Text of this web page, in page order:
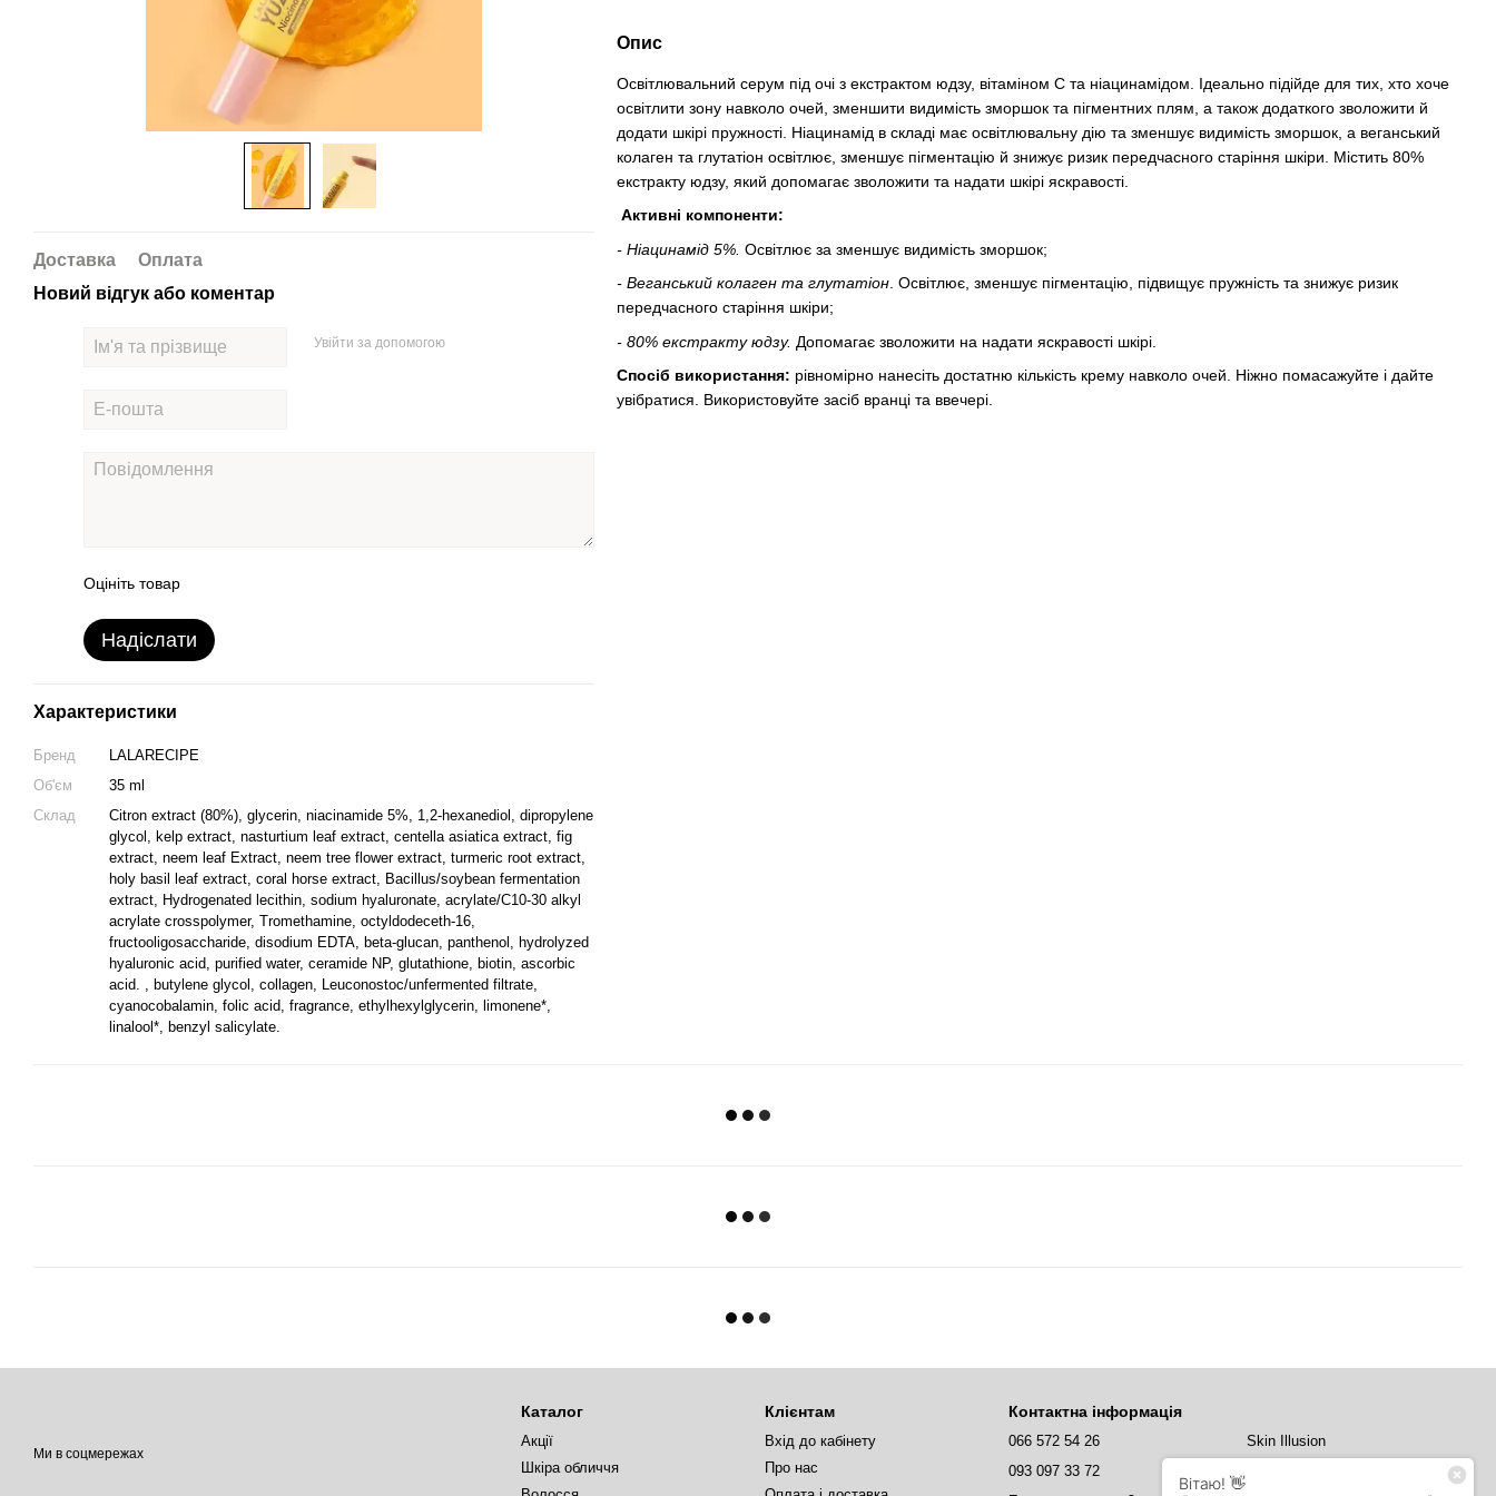
Доставка
Оплата
Новий відгук або коментар
Увійти за допомогою
Оцініть товар
Надіслати
Характеристики
Бренд
LALARECIPE
Об'єм
35 ml
Склад
Citron extract (80%), glycerin, niacinamide 5%, 1,2-hexanediol, dipropylene
glycol, kelp extract, nasturtium leaf extract, centella asiatica extract, fig
extract, neem leaf Extract, neem tree flower extract, turmeric root extract,
holy basil leaf extract, coral horse extract, Bacillus/soybean fermentation
extract, Hydrogenated lecithin, sodium hyaluronate, acrylate/C10-30 alkyl
acrylate crosspolymer, Tromethamine, octyldodeceth-16,
fructooligosaccharide, disodium EDTA, beta-glucan, panthenol, hydrolyzed
hyaluronic acid, purified water, ceramide NP, glutathione, biotin, ascorbic
acid. , butylene glycol, collagen, Leuconostoc/unfermented filtrate,
cyanocobalamin, folic acid, fragrance, ethylhexylglycerin, limonene*,
linalool*, benzyl salicylate.
Опис
Освітлювальний серум під очі з екстрактом юдзу, вітаміном С та ніацинамідом. Ідеально підійде для тих, хто хоче
освітлити зону навколо очей, зменшити видимість зморшок та пігментних плям, а також додаткого зволожити й
додати шкірі пружності. Ніацинамід в складі має освітлювальну дію та зменшує видимість зморшок, а веганський
колаген та глутатіон освітлює, зменшує пігментацію й знижує ризик передчасного старіння шкіри. Містить 80%
екстракту юдзу, який допомагає зволожити та надати шкірі яскравості.
Активні компоненти:
- Ніацинамід 5%. Освітлює за зменшує видимість зморшок;
- Веганський колаген та глутатіон. Освітлює, зменшує пігментацію, підвищує пружність та знижує ризик
передчасного старіння шкіри;
- 80% екстракту юдзу. Допомагає зволожити на надати яскравості шкірі.
Спосіб використання: рівномірно нанесіть достатню кількість крему навколо очей. Ніжно помасажуйте і дайте
увібратися. Використовуйте засіб вранці та ввечері.
Ми в соцмережах
Каталог
Акції
Шкіра обличчя
Клієнтам
Вхід до кабінету
Про нас
Контактна інформація
066 572 54 26
093 097 33 72
Skin Illusion